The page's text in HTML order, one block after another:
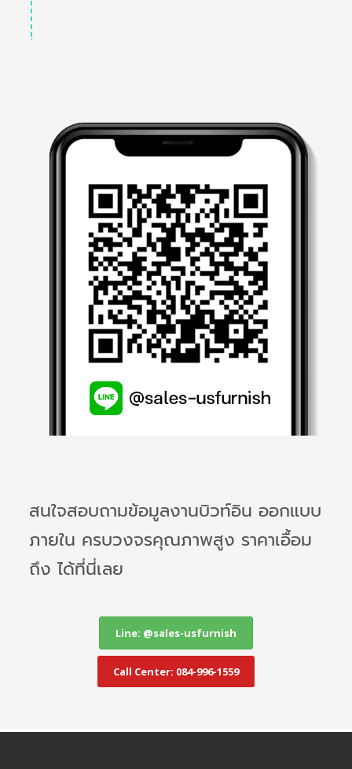
สนใจสอบถามข้อมูลงานบิวท์อิน ออกแบบ
ภายใน ครบวงจรคุณภาพสูง ราคาเอื้อม
ถึง ได้ที่นี่เลย
Line: @sales-usfurnish
Call Center: 084-996-1559